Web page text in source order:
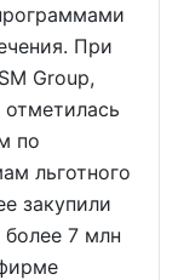
При
Group,
по
льготного
закупили
7 млн